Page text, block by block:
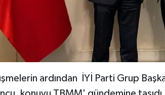
ardından İYİ Parti Grup